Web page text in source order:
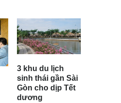
3 khu du lịch
sinh thái gần Sài
Gòn cho dịp Tết
dương